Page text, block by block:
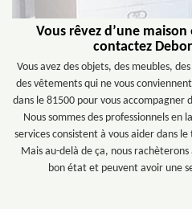
Vous rêvez d’une
contactez
Vous avez des objets, des meubles,
des vêtements qui ne vous
dans le 81500 pour vous accompagner
Nous sommes des professionnels en
services consistent à vous aider dans
Mais au-delà de ça, nous
bon état et peuvent avoir une